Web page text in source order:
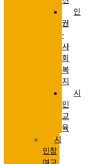
인
권
·
사
회
복
지
시
민
교
육
시
민참